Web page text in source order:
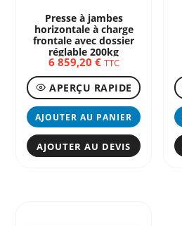
Presse à jambes
horizontale à charge
frontale avec dossier
réglable 200kg
6 859,20 € TTC
APERÇU RAPIDE
AJOUTER AU PANIER
AJOUTER AU DEVIS